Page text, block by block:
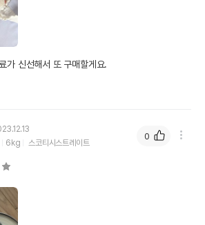
가 신선해서 또 구매할게요.
6kg 스코티시스트레이트
0